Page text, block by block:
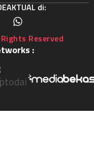
di:
Reserved
: